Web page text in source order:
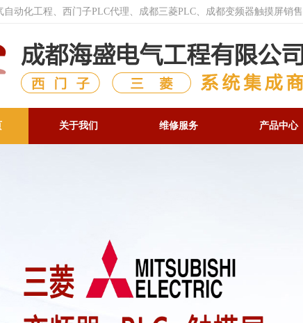
自动化工程、西门子PLC代理、成都三菱PLC、成都变频器触摸屏销
关于我们 维修服务 产品中心